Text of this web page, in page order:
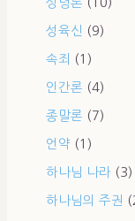
성령론 (10)
성육신 (9)
속죄 (1)
인간론 (4)
종말론 (7)
언약 (1)
하나님 나라 (3)
하나님의 주권